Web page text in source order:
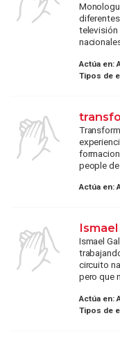
televisión
Actúa en:
Tipos de
people de
Actúa en:
Ismael
Ismael
circuito
pero que
Actúa en:
Tipos de